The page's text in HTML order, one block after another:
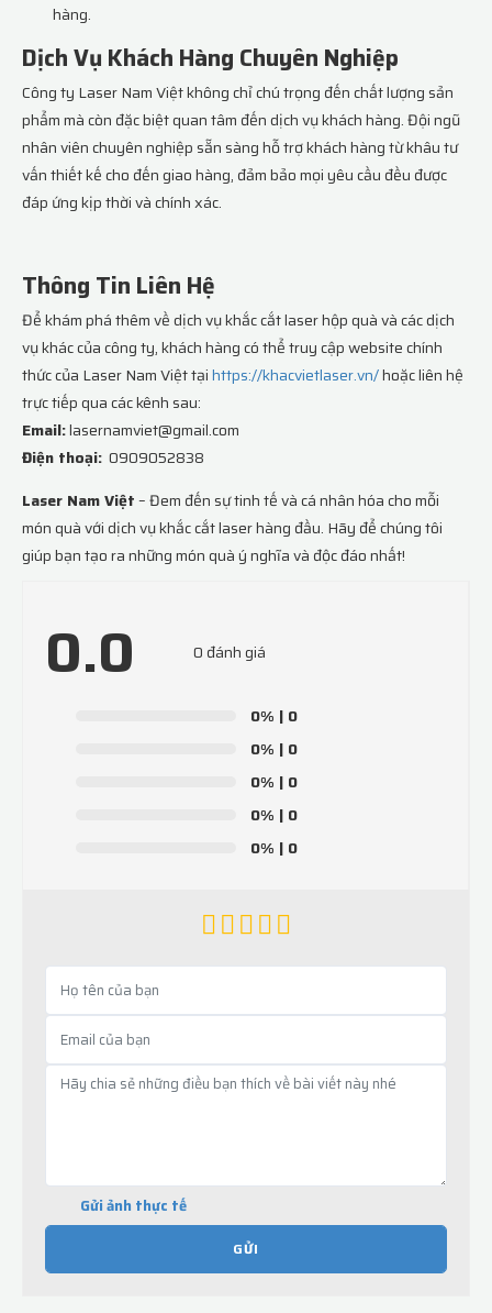
hàng.
Dịch Vụ Khách Hàng Chuyên Nghiệp
Công ty Laser Nam Việt không chỉ chú trọng đến chất lượng sản
phẩm mà còn đặc biệt quan tâm đến dịch vụ khách hàng. Đội ngũ
nhân viên chuyên nghiệp sẵn sàng hỗ trợ khách hàng từ khâu tư
vấn thiết kế cho đến giao hàng, đảm bảo mọi yêu cầu đều được
đáp ứng kịp thời và chính xác.
Thông Tin Liên Hệ
Để khám phá thêm về dịch vụ khắc cắt laser hộp quà và các dịch
vụ khác của công ty, khách hàng có thể truy cập website chính
thức của Laser Nam Việt tạihttps://khacvietlaser.vn/hoặc liên hệ
trực tiếp qua các kênh sau:
Email:lasernamviet@gmail.com
Điện thoại: 0909052838
Laser Nam Việt– Đem đến sự tinh tế và cá nhân hóa cho mỗi
món quà với dịch vụ khắc cắt laser hàng đầu. Hãy để chúng tôi
giúp bạn tạo ra những món quà ý nghĩa và độc đáo nhất!
0.0 0 đánh giá
0% | 0
0% | 0
0% | 0
0% | 0
0% | 0
Gửi ảnh thực tế
GỬI